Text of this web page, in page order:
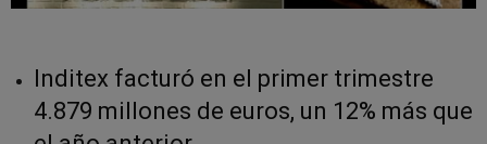
Inditex facturó en el primer trimestre
4.879 millones de euros, un 12% más que